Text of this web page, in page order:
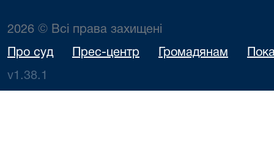
2026 © Всі права захищені
Про суд Прес-центр Громадянам
v1.38.1